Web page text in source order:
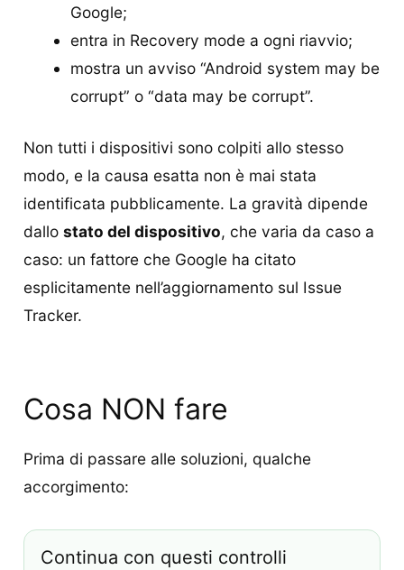
Google;
entra in Recovery mode a ogni riavvio;
mostra un avviso “Android system may be
corrupt” o “data may be corrupt”.
Non tutti i dispositivi sono colpiti allo stesso
modo, e la causa esatta non è mai stata
identificata pubblicamente. La gravità dipende
dallo stato del dispositivo, che varia da caso a
caso: un fattore che Google ha citato
esplicitamente nell’aggiornamento sul Issue
Tracker.
Cosa NON fare
Prima di passare alle soluzioni, qualche
accorgimento:
Continua con questi controlli